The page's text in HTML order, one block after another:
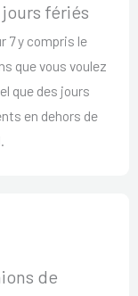
fériés
7 y compris le
que vous voulez
que des jours
en dehors de
de